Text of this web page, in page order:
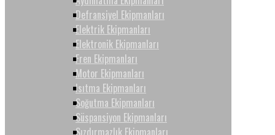
Defransiyel Ekipmanları
Elektrik Ekipmanları
Elektronik Ekipmanları
Fren Ekipmanları
Motor Ekipmanları
Isıtma Ekipmanları
Soğutma Ekipmanları
Süspansiyon Ekipmanları